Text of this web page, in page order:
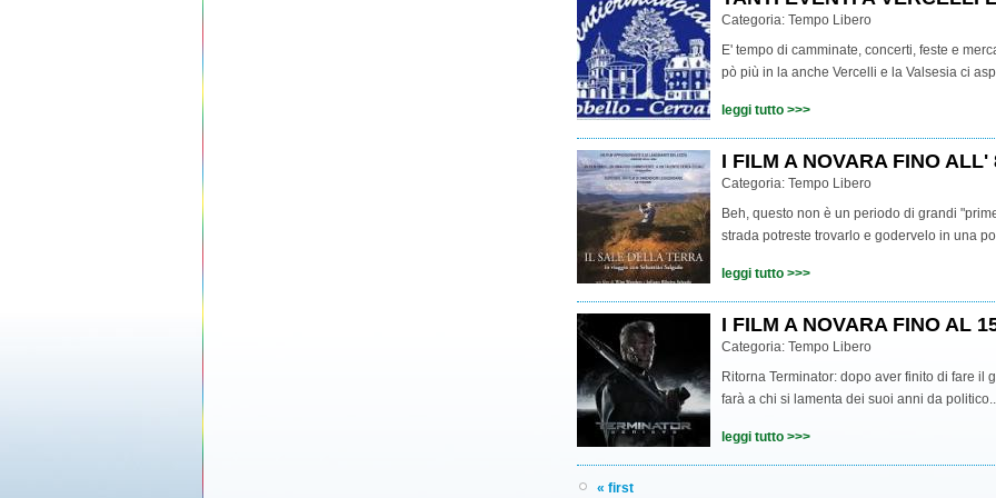
Categoria: Tempo Libero
E' tempo di camminate, concerti, feste e
pò più in la anche Vercelli e la Valsesia ci
leggi tutto >>>
I FILM A NOVARA FINO ALL'
Categoria: Tempo Libero
Beh, questo non è un periodo di grandi
strada potreste trovarlo e godervelo in una
leggi tutto >>>
I FILM A NOVARA FINO AL
Categoria: Tempo Libero
Ritorna Terminator: dopo aver finito di fare
farà a chi si lamenta dei suoi anni da
leggi tutto >>>
« first